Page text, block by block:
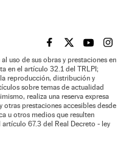
EL PAÍS BRASIL EN
EL PAÍSEL PAÍS
EL
uso de sus obras y prestaciones en
en el artículo 32.1 del TRLPI;
reproducción, distribución y
sobre temas de actualidad
realiza una reserva expresa
otras prestaciones accesibles desde
u otros medios que resulten
67.3 del Real Decreto - ley